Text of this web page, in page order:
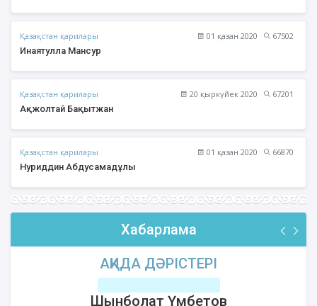
Қазақстан қарилары 01 қазан 2020
67502
Инаятулла Мансур
Қазақстан қарилары 20 қыркүйек 2020
67201
Ақжолтай Бақытжан
Қазақстан қарилары 01 қазан 2020
66870
Нуриддин Абдусамадұлы
Хабарлама
АҚИДА ДӘРІСТЕРІ
Шынболат Үмбетов